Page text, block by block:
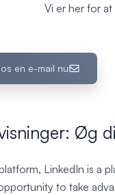
Vi er her for
en e-mail nu
Øg
LinkedIn is a
to take